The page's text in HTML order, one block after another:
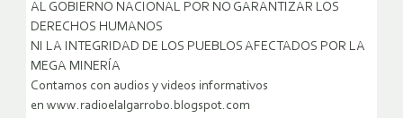
AL GOBIERNO NACIONAL POR NO GARANTIZAR LOS
DERECHOS HUMANOS
NI LA INTEGRIDAD DE LOS PUEBLOS AFECTADOS POR LA
MEGA MINERÍA
Contamos con audios y videos informativos
en www.radioelalgarrobo.blogspot.com